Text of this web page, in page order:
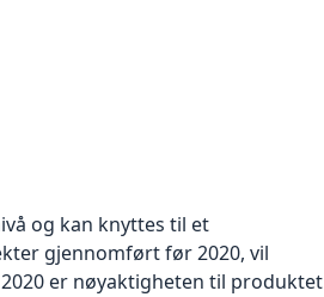
og kan knyttes til et
gjennomført før 2020, vil
er nøyaktigheten til produktet